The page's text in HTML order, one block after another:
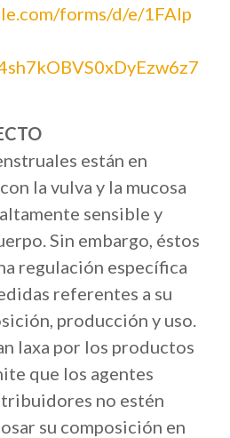
forms/d/e/1FAIp
están en
la vulva y la mucosa
sensible y
Sin embargo, éstos
regulación específica
referentes a su
producción y uso.
laxa por los productos
que los agentes
no estén
su composición en